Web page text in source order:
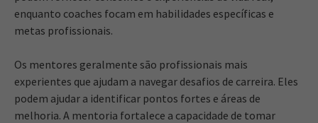
enquanto coaches focam em habilidades específicas e
metas profissionais.
Os mentores geralmente são profissionais mais
experientes que ajudam a navegar desafios de carreira. Eles
podem ajudar a identificar pontos fortes e áreas de
melhoria. A mentoria fortalece a capacidade de tomar